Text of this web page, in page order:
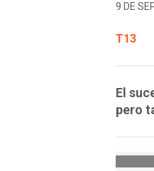
9 DE
T13
El
pero